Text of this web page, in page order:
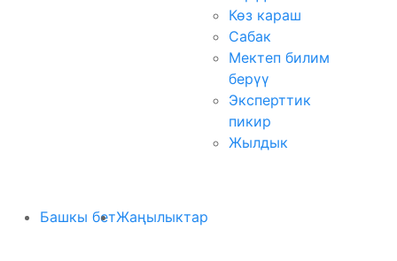
Көз караш
Сабак
Мектеп билим
берүү
Эксперттик
пикир
Жылдык
Башкы бетЖаңылыктар